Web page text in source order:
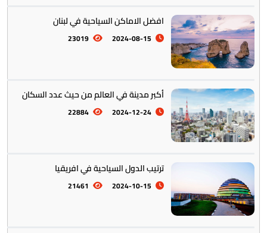
افضل الاماكن السياحية في لبنان
2024-08-15
23019
أكبر مدينة في العالم من حيث عدد السكان
2024-12-24
22884
ترتيب الدول السياحية في افريقيا
2024-10-15
21461